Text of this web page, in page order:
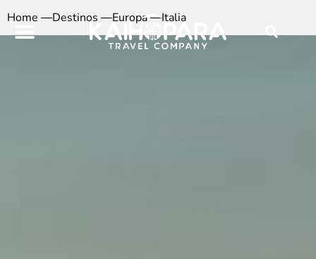
al
contenido
Home ―Destinos ―Europa―Italia